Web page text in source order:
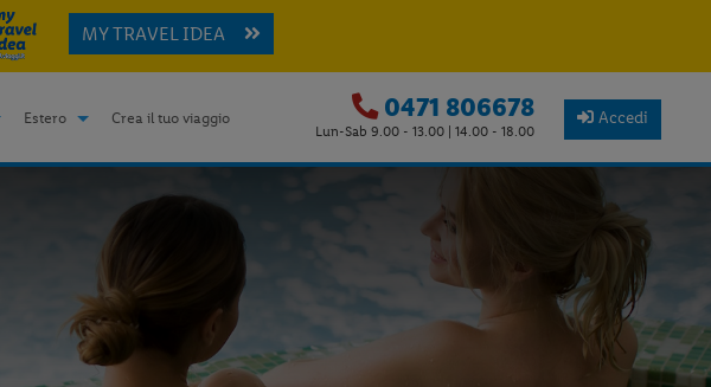
MY TRAVEL IDEA
Estero Crea il tuo viaggio 0471 806678
Lun-Sab 9.00 - 13.00 | 14.00 - 18.00
Accedi